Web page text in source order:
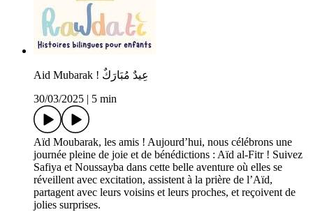
Aid Mubarak ! عِيدٌ مُبَارَكٌ
30/03/2025
5 min
Aïd Moubarak, les amis ! Aujourd’hui, nous célébrons une
journée pleine de joie et de bénédictions : Aïd al-Fitr ! Suivez
Safiya et Noussayba dans cette belle aventure où elles se
réveillent avec excitation, assistent à la prière de l’Aïd,
partagent avec leurs voisins et leurs proches, et reçoivent de
jolies surprises.